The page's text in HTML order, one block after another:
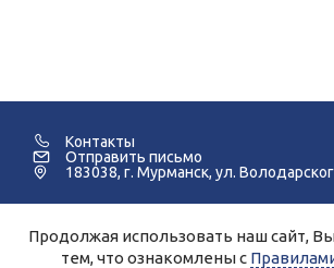
Контакты
Отправить письмо
183038, г. Мурманск, ул.
©2005-2026 Мурманский
Продолжая использовать наш сайт,
тем, что ознакомлены с